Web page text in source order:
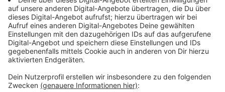
mehr sondern nur eine Gruppe. Dadurch gibt es
deutlich weniger Geld. Auch beim Bürgerbund gibt es
einen Austritt: Barbara Ingenkamp hat die Fraktion
auch im Streit um die Verkehrspolitik verlassen.
TH
Anzeige